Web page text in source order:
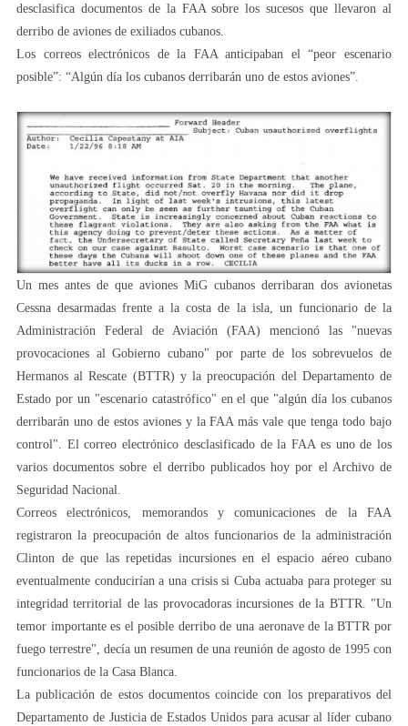
desclasifica documentos de la FAA sobre los sucesos que llevaron al
derribo de aviones de exiliados cubanos.
Los correos electrónicos de la FAA anticipaban el “peor escenario
posible”: “Algún día los cubanos derribarán uno de estos aviones”.
Un mes antes de que aviones MiG cubanos derribaran dos avionetas
Cessna desarmadas frente a la costa de la isla, un funcionario de la
Administración Federal de Aviación (FAA) mencionó las "nuevas
provocaciones al Gobierno cubano" por parte de los sobrevuelos de
Hermanos al Rescate (BTTR) y la preocupación del Departamento de
Estado por un "escenario catastrófico" en el que "algún día los cubanos
derribarán uno de estos aviones y la FAA más vale que tenga todo bajo
control". El correo electrónico desclasificado de la FAA es uno de los
varios documentos sobre el derribo publicados hoy por el Archivo de
Seguridad Nacional.
Correos electrónicos, memorandos y comunicaciones de la FAA
registraron la preocupación de altos funcionarios de la administración
Clinton de que las repetidas incursiones en el espacio aéreo cubano
eventualmente conducirían a una crisis si Cuba actuaba para proteger su
integridad territorial de las provocadoras incursiones de la BTTR. "Un
temor importante es el posible derribo de una aeronave de la BTTR por
fuego terrestre", decía un resumen de una reunión de agosto de 1995 con
funcionarios de la Casa Blanca.
La publicación de estos documentos coincide con los preparativos del
Departamento de Justicia de Estados Unidos para acusar al líder cubano